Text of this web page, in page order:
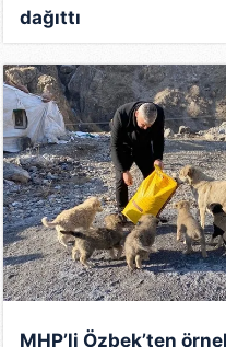
dağıttı
MHP’li Özbek’ten